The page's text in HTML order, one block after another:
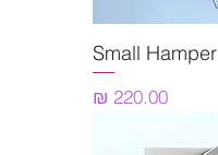
Small Hamper
מחיר